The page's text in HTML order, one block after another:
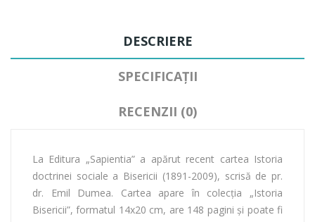
DESCRIERE
SPECIFICAȚII
RECENZII (0)
La Editura „Sapientia” a apărut recent cartea Istoria
doctrinei sociale a Bisericii (1891-2009), scrisă de pr.
dr. Emil Dumea. Cartea apare în colecția „Istoria
Bisericii”, formatul 14x20 cm, are 148 pagini și poate fi